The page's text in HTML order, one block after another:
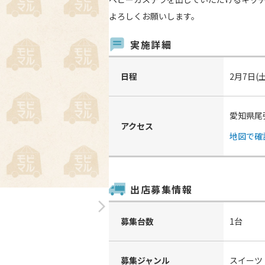
arrow_forward_ios
よろしくお願いします。
実施詳細
日程 2月7日(
アクセス
愛知県
地図で
出店募集情報
募集台数 1台
募集ジャンル スイーツ